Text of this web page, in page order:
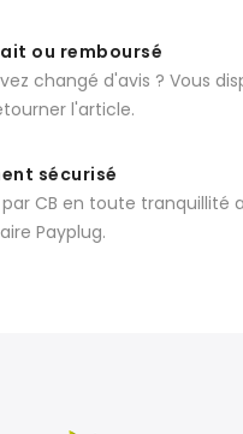
ou remboursé
changé d'avis ? Vous
l'article.
sécurisé
par CB en toute tranquillité
Payplug.